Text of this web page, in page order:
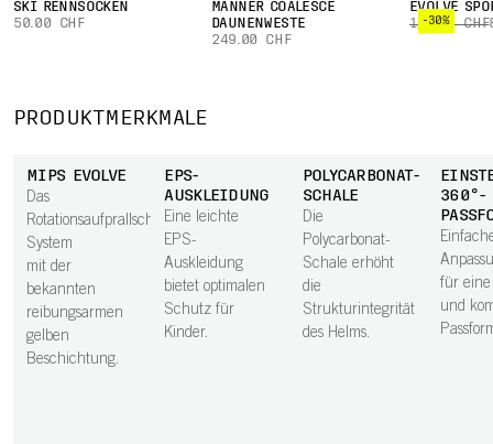
SKI RENNSOCKEN
50.00 CHF
MÄNNER COALESCE
DAUNENWESTE
249.00 CHF
-30%
EVOLVE
119.00 CHF
PRODUKTMERKMALE
MIPS EVOLVE
Das
Rotationsaufprallschutz-
System
mit der
bekannten
reibungsarmen
gelben
Beschichtung.
EPS-
AUSKLEIDUNG
Eine leichte
EPS-
Auskleidung
bietet optimalen
Schutz für
Kinder.
POLYCARBONAT-
SCHALE
Die
Polycarbonat-
Schale erhöht
die
Strukturintegrität
des Helms.
360°-
für eine
und